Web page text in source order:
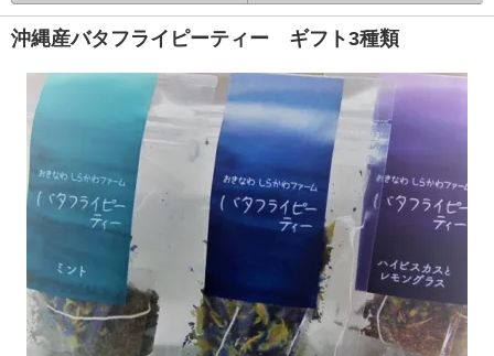
沖縄産バタフライピーティー ギフト3種類